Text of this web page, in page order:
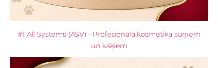
#1 All Systems (ASV) - Profesionālā kosmētika suņiem
un kaķiem